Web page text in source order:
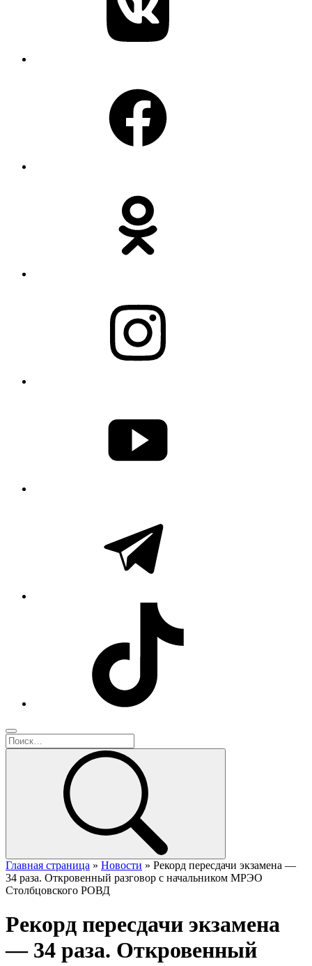
Главная страница » Новости » Рекорд пересдачи экзамена —
34 раза. Откровенный разговор с начальником МРЭО
Столбцовского РОВД
Рекорд пересдачи экзамена
— 34 раза. Откровенный